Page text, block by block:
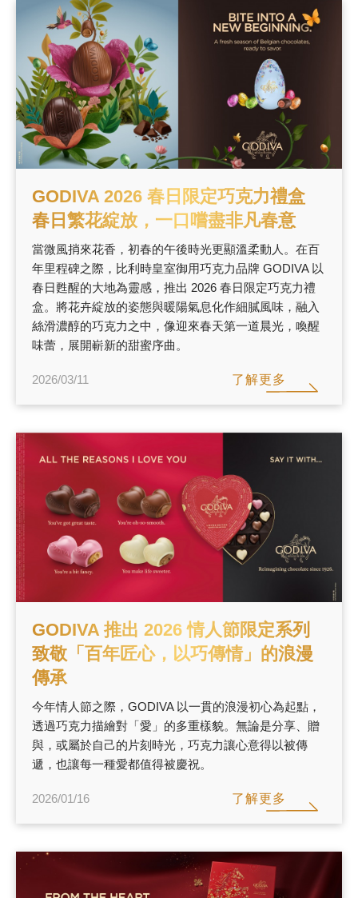
GODIVA 2026 春日限定巧克力禮盒
春日繁花綻放，一口嚐盡非凡春意
當微風捎來花香，初春的午後時光更顯溫柔動人。在百
年里程碑之際，比利時皇室御用巧克力品牌 GODIVA 以
春日甦醒的大地為靈感，推出 2026 春日限定巧克力禮
盒。將花卉綻放的姿態與暖陽氣息化作細膩風味，融入
絲滑濃醇的巧克力之中，像迎來春天第一道晨光，喚醒
味蕾，展開嶄新的甜蜜序曲。
2026/03/11 了解更多
GODIVA 推出 2026 情人節限定系列
致敬「百年匠心，以巧傳情」的浪漫
傳承
今年情人節之際，GODIVA 以一貫的浪漫初心為起點，
透過巧克力描繪對「愛」的多重樣貌。無論是分享、贈
與，或屬於自己的片刻時光，巧克力讓心意得以被傳
遞，也讓每一種愛都值得被慶祝。
2026/01/16 了解更多